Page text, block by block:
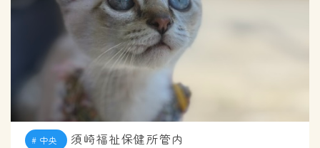
中央
須崎福祉保健所管内